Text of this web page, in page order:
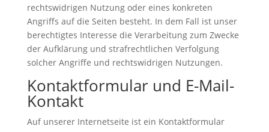
rechtswidrigen Nutzung oder eines konkreten
Angriffs auf die Seiten besteht. In dem Fall ist unser
berechtigtes Interesse die Verarbeitung zum Zwecke
der Aufklärung und strafrechtlichen Verfolgung
solcher Angriffe und rechtswidrigen Nutzungen.
Kontaktformular und E-Mail-
Kontakt
Auf unserer Internetseite ist ein Kontaktformular